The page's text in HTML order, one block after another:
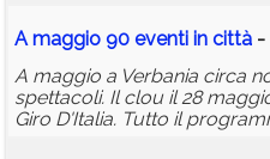
A maggio 90 eventi in città -
A maggio a Verbania circa
spettacoli. Il clou il 28
Giro D'Italia. Tutto il